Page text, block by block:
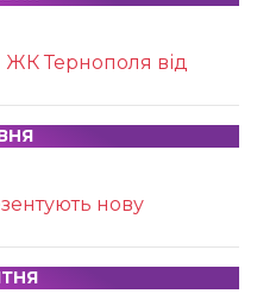
ЖК Тернополя від
нову